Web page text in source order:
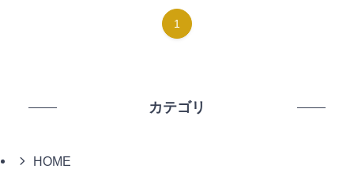
1
カテゴリ
HOME